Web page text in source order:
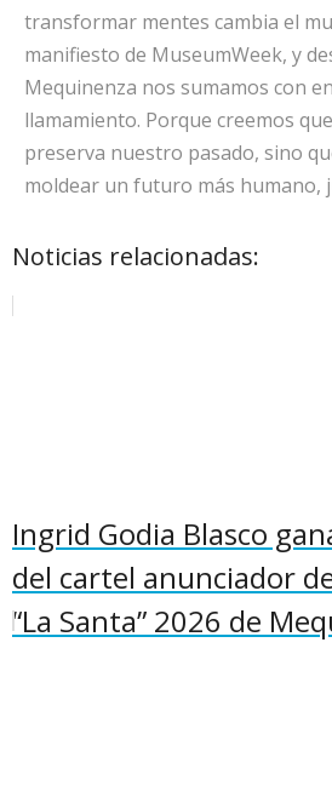
transformar mentes cambia el
manifiesto de MuseumWeek, y
Mequinenza nos sumamos con
llamamiento. Porque creemos
preserva nuestro pasado, sino
moldear un futuro más humano,
Noticias relacionadas:
Ingrid Godia Blasco
del cartel anunciador
“La Santa” 2026 de